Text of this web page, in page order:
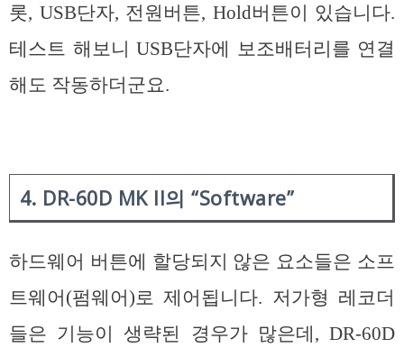
롯, USB단자, 전원버튼, Hold버튼이 있습니다.
테스트 해보니 USB단자에 보조배터리를 연결
해도 작동하더군요.
4. DR-60D MK ll의 “Software”
하드웨어 버튼에 할당되지 않은 요소들은 소프
트웨어(펌웨어)로 제어됩니다. 저가형 레코더
들은 기능이 생략된 경우가 많은데, DR-60D